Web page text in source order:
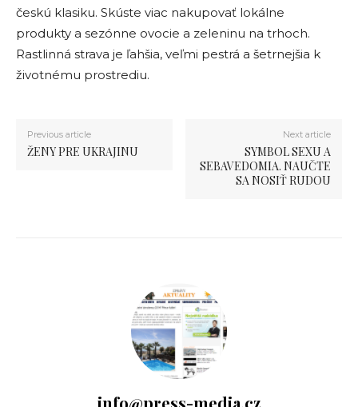
českú klasiku. Skúste viac nakupovať lokálne
produkty a sezónne ovocie a zeleninu na trhoch.
Rastlinná strava je ľahšia, veľmi pestrá a šetrnejšia k
životnému prostrediu.
Previous article
ŽENY PRE UKRAJINU
Next article
SYMBOL SEXU A
SEBAVEDOMIA. NAUČTE
SA NOSIŤ RUDOU
info@press-media.cz